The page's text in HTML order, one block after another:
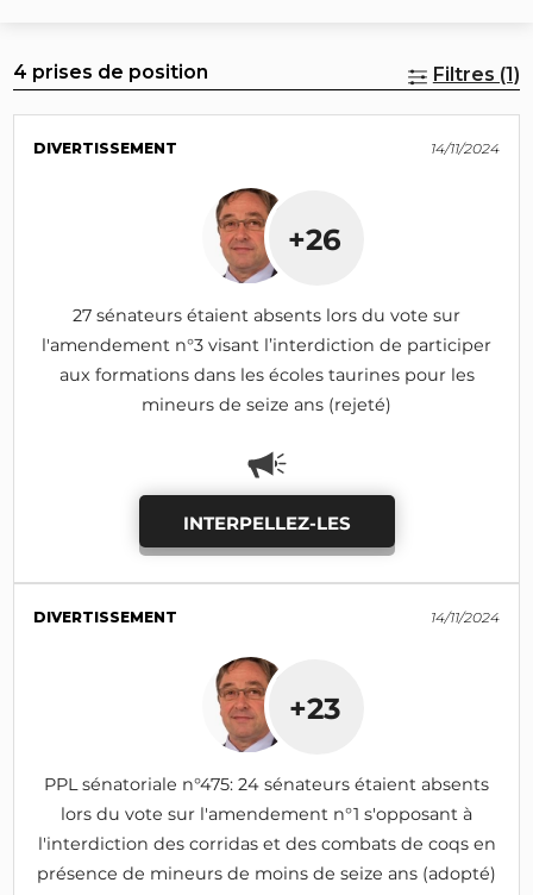
4 prises de position Filtres (1)
DIVERTISSEMENT 14/11/2024
+26
27 sénateurs étaient absents lors du vote sur
l'amendement n°3 visant l’interdiction de participer
aux formations dans les écoles taurines pour les
mineurs de seize ans (rejeté)
INTERPELLEZ-LES
DIVERTISSEMENT 14/11/2024
+23
PPL sénatoriale n°475: 24 sénateurs étaient absents
lors du vote sur l'amendement n°1 s'opposant à
l'interdiction des corridas et des combats de coqs en
présence de mineurs de moins de seize ans (adopté)